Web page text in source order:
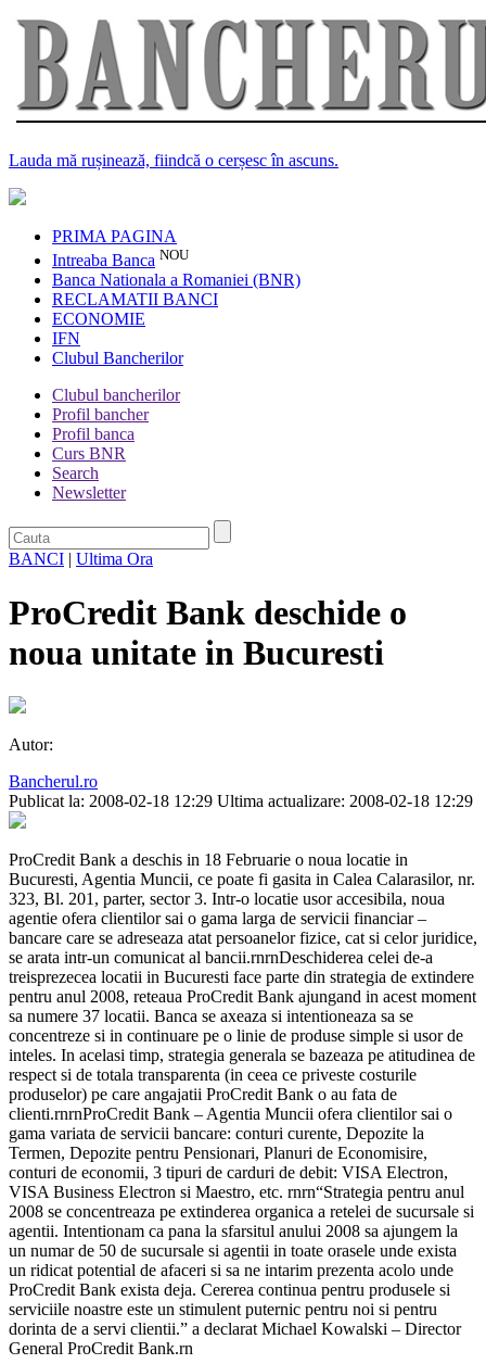
Lauda mă rușinează, fiindcă o cerșesc în ascuns.
PRIMA PAGINA
Intreaba Banca NOU
Banca Nationala a Romaniei (BNR)
RECLAMATII BANCI
ECONOMIE
IFN
Clubul Bancherilor
Clubul bancherilor
Profil bancher
Profil banca
Curs BNR
Search
Newsletter
BANCI | Ultima Ora
ProCredit Bank deschide o
noua unitate in Bucuresti
Autor:
Bancherul.ro
Publicat la: 2008-02-18 12:29 Ultima actualizare: 2008-02-18 12:29
ProCredit Bank a deschis in 18 Februarie o noua locatie in
Bucuresti, Agentia Muncii, ce poate fi gasita in Calea Calarasilor, nr.
323, Bl. 201, parter, sector 3. Intr-o locatie usor accesibila, noua
agentie ofera clientilor sai o gama larga de servicii financiar –
bancare care se adreseaza atat persoanelor fizice, cat si celor juridice,
se arata intr-un comunicat al bancii.rnrnDeschiderea celei de-a
treisprezecea locatii in Bucuresti face parte din strategia de extindere
pentru anul 2008, reteaua ProCredit Bank ajungand in acest moment
sa numere 37 locatii. Banca se axeaza si intentioneaza sa se
concentreze si in continuare pe o linie de produse simple si usor de
inteles. In acelasi timp, strategia generala se bazeaza pe atitudinea de
respect si de totala transparenta (in ceea ce priveste costurile
produselor) pe care angajatii ProCredit Bank o au fata de
clienti.rnrnProCredit Bank – Agentia Muncii ofera clientilor sai o
gama variata de servicii bancare: conturi curente, Depozite la
Termen, Depozite pentru Pensionari, Planuri de Economisire,
conturi de economii, 3 tipuri de carduri de debit: VISA Electron,
VISA Business Electron si Maestro, etc. rnrn“Strategia pentru anul
2008 se concentreaza pe extinderea organica a retelei de sucursale si
agentii. Intentionam ca pana la sfarsitul anului 2008 sa ajungem la
un numar de 50 de sucursale si agentii in toate orasele unde exista
un ridicat potential de afaceri si sa ne intarim prezenta acolo unde
ProCredit Bank exista deja. Cererea continua pentru produsele si
serviciile noastre este un stimulent puternic pentru noi si pentru
dorinta de a servi clientii.” a declarat Michael Kowalski – Director
General ProCredit Bank.rn